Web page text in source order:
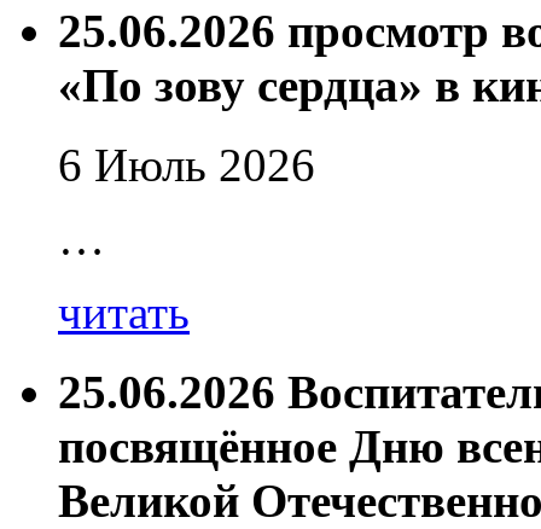
25.06.2026 просмотр
«По зову сердца» в
6 Июль 2026
…
читать
25.06.2026
посвящённое Дню
Великой